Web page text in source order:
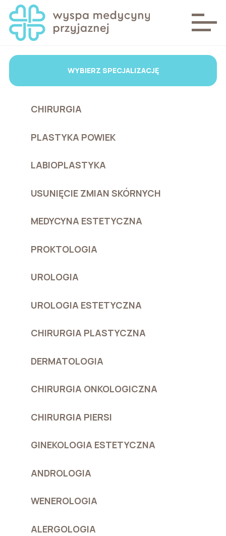
WYBIERZ SPECJALIZACJĘ
CHIRURGIA
PLASTYKA POWIEK
LABIOPLASTYKA
USUNIĘCIE ZMIAN SKÓRNYCH
MEDYCYNA ESTETYCZNA
PROKTOLOGIA
UROLOGIA
UROLOGIA ESTETYCZNA
CHIRURGIA PLASTYCZNA
DERMATOLOGIA
CHIRURGIA ONKOLOGICZNA
CHIRURGIA PIERSI
GINEKOLOGIA ESTETYCZNA
ANDROLOGIA
WENEROLOGIA
ALERGOLOGIA